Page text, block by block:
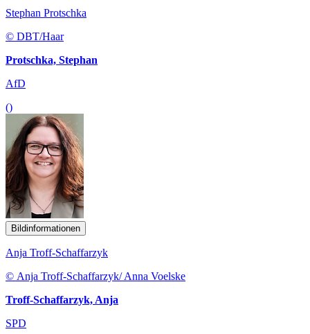
Stephan Protschka
© DBT/Haar
Protschka, Stephan
AfD
()
Bildinformationen
Anja Troff-Schaffarzyk
© Anja Troff-Schaffarzyk/ Anna Voelske
Troff-Schaffarzyk, Anja
SPD